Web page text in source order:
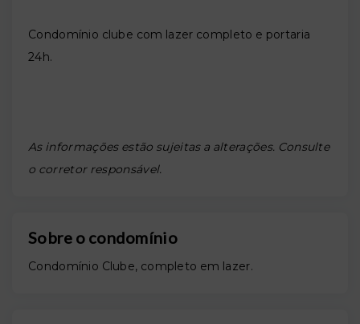
Condomínio clube com lazer completo e portaria
24h.
As informações estão sujeitas a alterações. Consulte
o corretor responsável.
Sobre o condomínio
Condomínio Clube, completo em lazer.